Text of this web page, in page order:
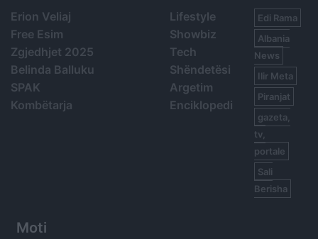
Erion Veliaj
Free Esim
Zgjedhjet 2025
Belinda Balluku
SPAK
Kombëtarja
Lifestyle
Showbiz
Tech
Shëndetësi
Argetim
Enciklopedi
Edi Rama
Albania
News
Ilir Meta
Piranjat
gazeta,
tv,
portale
Sali
Berisha
Moti